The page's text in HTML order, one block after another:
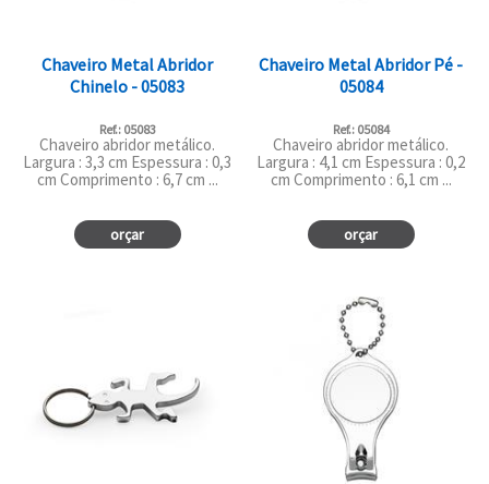
Chaveiro Metal Abridor
Chinelo - 05083
Ref.: 05083
Chaveiro abridor metálico.
Largura : 3,3 cm Espessura : 0,3
cm Comprimento : 6,7 cm ...
orçar
Chaveiro Metal Abridor Pé -
05084
Ref.: 05084
Chaveiro abridor metálico.
Largura : 4,1 cm Espessura : 0,2
cm Comprimento : 6,1 cm ...
orçar